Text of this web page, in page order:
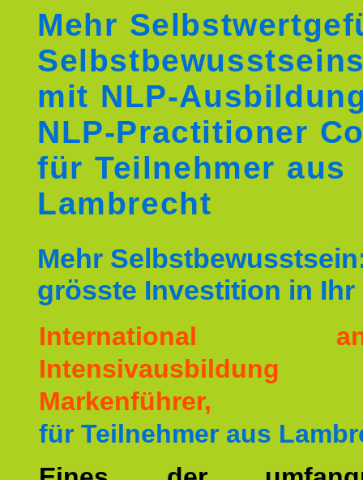
Mehr
mit NLP-
NLP-Practitioner
für Teilnehmer aus
Lambrecht
Mehr
grösste Investition in Ihr
International
Markenführer,
für Teilnehmer aus